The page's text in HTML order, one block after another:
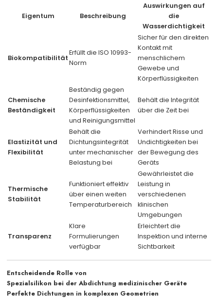
Eigentum Beschreibung
Auswirkungen auf
die
Wasserdichtigkeit
Biokompatibilität
Erfüllt die ISO 10993-
Norm
Sicher für den direkten
Kontakt mit
menschlichem
Gewebe und
Körperflüssigkeiten
Chemische
Beständigkeit
Beständig gegen
Desinfektionsmittel,
Körperflüssigkeiten
und Reinigungsmittel
Behält die Integrität
über die Zeit bei
Elastizität und
Flexibilität
Behält die
Dichtungsintegrität
unter mechanischer
Belastung bei
Verhindert Risse und
Undichtigkeiten bei
der Bewegung des
Geräts
Thermische
Stabilität
Funktioniert effektiv
über einen weiten
Temperaturbereich
Gewährleistet die
Leistung in
verschiedenen
klinischen
Umgebungen
Transparenz
Klare
Formulierungen
verfügbar
Erleichtert die
Inspektion und interne
Sichtbarkeit
Entscheidende Rolle von
Spezialsilikon bei der Abdichtung medizinischer Geräte
Perfekte Dichtungen in komplexen Geometrien